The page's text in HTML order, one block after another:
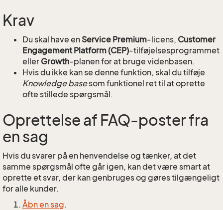
Krav
Du skal have en Service Premium-licens, Customer
Engagement Platform (CEP)-tilføjelsesprogrammet
eller Growth-planen for at bruge videnbasen.
Hvis du ikke kan se denne funktion, skal du tilføje
Knowledge basesom funktionel ret til at oprette
ofte stillede spørgsmål.
Oprettelse af FAQ-poster fra
en sag
Hvis du svarer på en henvendelse og tænker, at det
samme spørgsmål ofte går igen, kan det være smart at
oprette et svar, der kan genbruges og gøres tilgængeligt
for alle kunder.
Åbn en sag.